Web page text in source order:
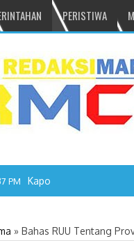
PERISTIWA
PM Kapolres Tomohon,
» Bahas RUU Tentang